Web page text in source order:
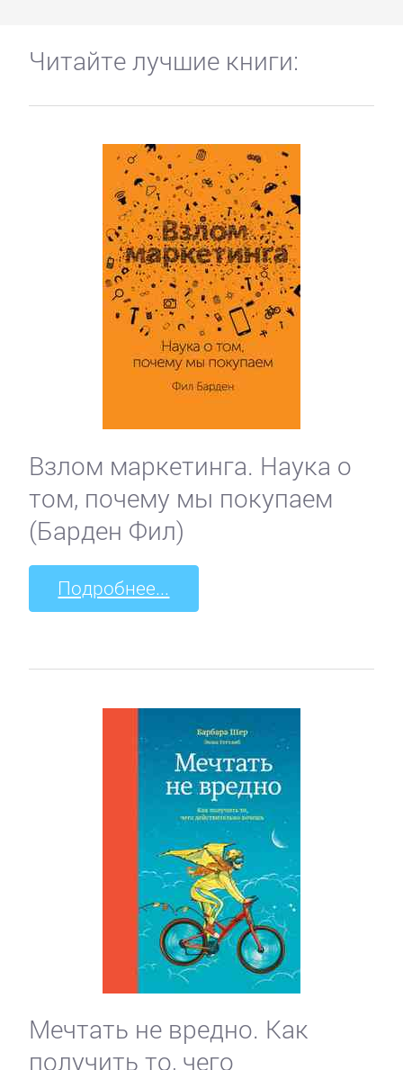
Читайте лучшие книги:
Взлом маркетинга. Наука о
том, почему мы покупаем
(Барден Фил)
Подробнее...
Мечтать не вредно. Как
получить то, чего